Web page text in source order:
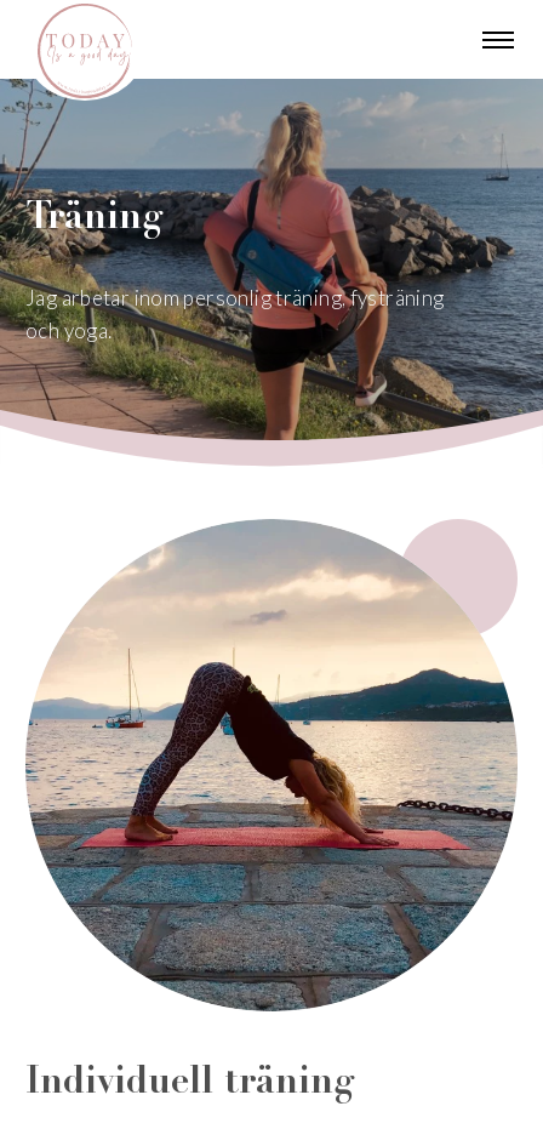
Träning
Jag arbetar inom personlig träning, fysträning
och yoga.
Individuell träning